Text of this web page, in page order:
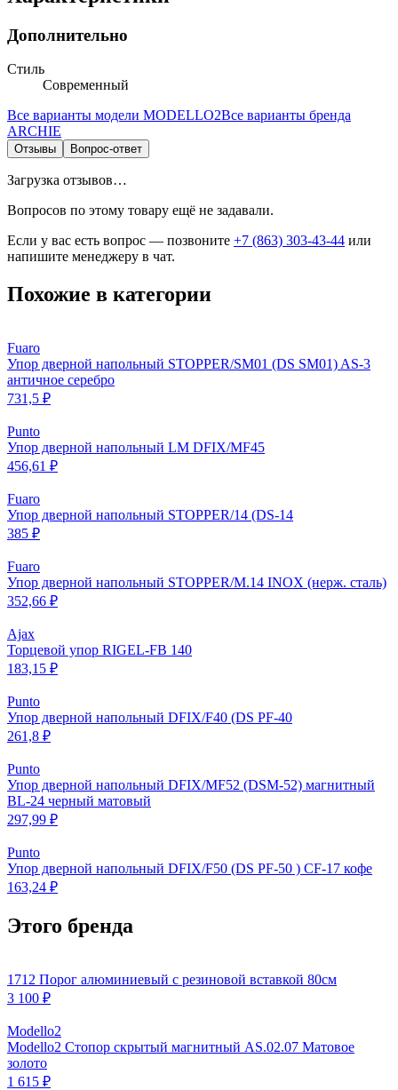
Дополнительно
Стиль
Современный
Все варианты модели MODELLO2Все варианты бренда
ARCHIE
Отзывы Вопрос-ответ
Загрузка отзывов…
Вопросов по этому товару ещё не задавали.
Если у вас есть вопрос — позвоните +7 (863) 303-43-44 или
напишите менеджеру в чат.
Похожие в категории
Fuaro
Упор дверной напольный STOPPER/SM01 (DS SM01) AS-3
античное серебро
731,5 ₽
Punto
Упор дверной напольный LM DFIX/MF45
456,61 ₽
Fuaro
Упор дверной напольный STOPPER/14 (DS-14
385 ₽
Fuaro
Упор дверной напольный STOPPER/M.14 INOX (нерж. сталь)
352,66 ₽
Ajax
Торцевой упор RIGEL-FB 140
183,15 ₽
Punto
Упор дверной напольный DFIX/F40 (DS PF-40
261,8 ₽
Punto
Упор дверной напольный DFIX/MF52 (DSM-52) магнитный
BL-24 черный матовый
297,99 ₽
Punto
Упор дверной напольный DFIX/F50 (DS PF-50 ) CF-17 кофе
163,24 ₽
Этого бренда
1712 Порог алюминиевый с резиновой вставкой 80см
3 100 ₽
Modello2
Modello2 Стопор скрытый магнитный AS.02.07 Матовое
золото
1 615 ₽